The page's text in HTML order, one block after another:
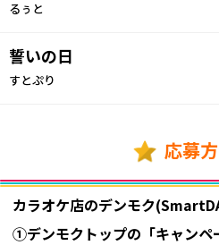
るぅと
誓いの日
すとぷり
応募
カラオケ店のデンモク
①デンモクトップの「キャンペ